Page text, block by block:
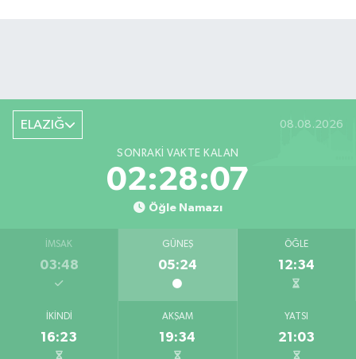
ELAZIĞ 08.08.2026
SONRAKI VAKTE KALAN
02:28:06
Öğle Namazı
İMSAK
03:48
GÜNEŞ
05:24
ÖĞLE
12:34
İKINDI
16:23
AKŞAM
19:34
YATSI
21:03